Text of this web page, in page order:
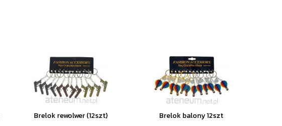
Brelok rewolwer (12szt) Brelok balony 12szt